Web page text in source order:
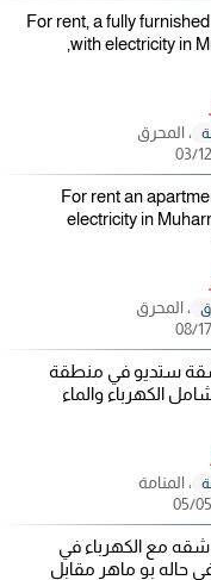
#For rent, a fully
with electricity in
، المحرق
#For rent an
electricity in
، المحرق
شقة ستديو في منطقة
الكهرباء والماء
، المنامة
شقه مع الكهرباء في
حاله بو ماهر مقابل